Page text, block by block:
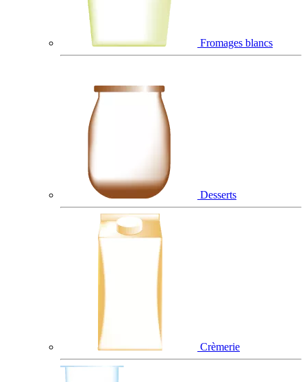
Fromages blancs
Desserts
Crèmerie